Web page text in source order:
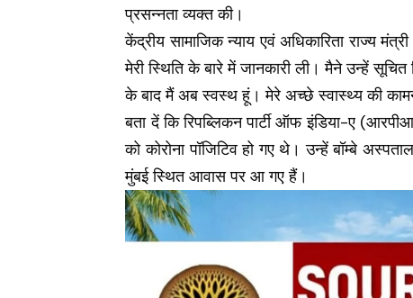
प्रसन्नता व्यक्त की।
केंद्रीय सामाजिक न्याय एवं अधिकारिता राज्य
मेरी स्थिति के बारे में जानकारी ली। मैने उन्हें
के बाद मैं अब स्वस्थ हूं। मेरे अच्छे स्वास्थ्य की
बता दें कि रिपब्लिकन पार्टी ऑफ इंडिया-ए
को कोरोना पॉजिटिव हो गए थे। उन्हें बॉम्बे
मुंबई स्थित आवास पर आ गए हैं।